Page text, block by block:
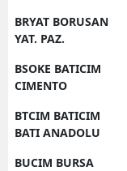
BRYAT BORUSAN
YAT. PAZ.
BSOKE BATICIM
CIMENTO
BTCIM BATICIM
BATI ANADOLU
BUCIM BURSA